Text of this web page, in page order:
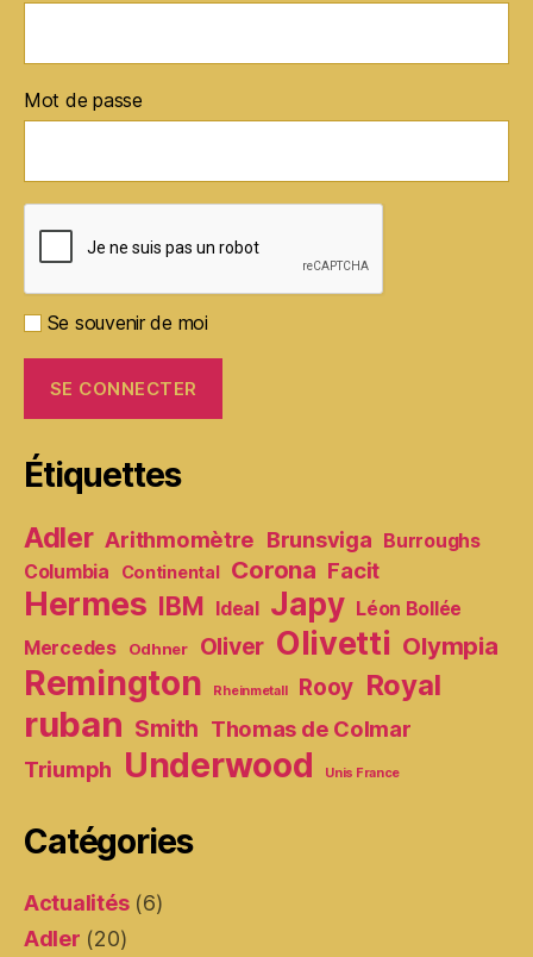
Mot de passe
Se souvenir de moi
Étiquettes
Adler Arithmomètre Brunsviga Burroughs
Columbia
Continental Corona Facit
Hermes IBM Ideal Japy Léon Bollée
Mercedes
Odhner Oliver Olivetti Olympia
Remington Rheinmetall Rooy Royal
ruban Smith Thomas de Colmar
Triumph Underwood Unis France
Catégories
Actualités(6)
Adler (20)